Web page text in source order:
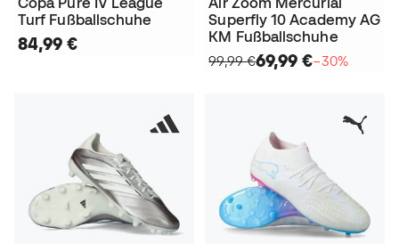
Turf Fußballschuhe
84,99 €
Superfly 10 Academy AG
KM Fußballschuhe
99,99 €69,99 €−30%